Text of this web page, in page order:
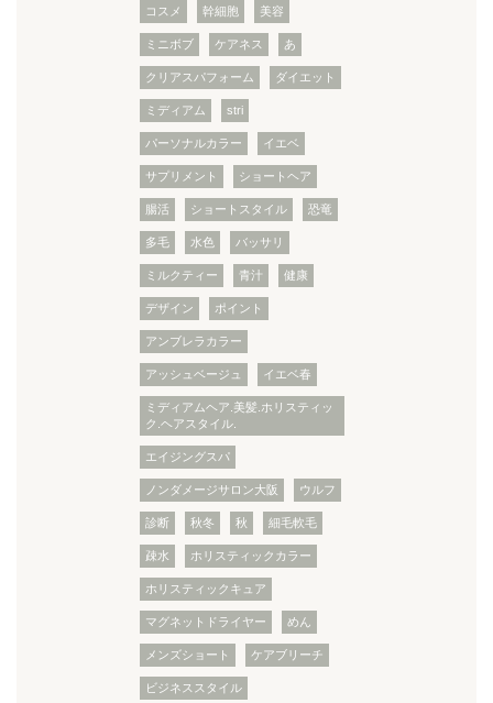
コスメ 幹細胞 美容
ミニボブ ケアネス あ
クリアスパフォーム ダイエット
ミディアム stri
パーソナルカラー イエベ
サプリメント ショートヘア
腸活 ショートスタイル 恐竜
多毛 水色 バッサリ
ミルクティー 青汁 健康
デザイン ポイント
アンブレラカラー
アッシュベージュ イエベ春
ミディアムヘア.美髪.ホリスティッ
ク.ヘアスタイル.
エイジングスパ
ノンダメージサロン大阪 ウルフ
診断 秋冬 秋 細毛軟毛
疎水 ホリスティックカラー
ホリスティックキュア
マグネットドライヤー めん
メンズショート ケアブリーチ
ビジネススタイル